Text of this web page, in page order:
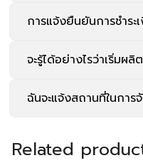
การแจ้งยืนยันการชำระ
จะรู้ได้อย่างไรว่าเริ่มผ
ฉันจะแจ้งสถานที่ในการ
Related